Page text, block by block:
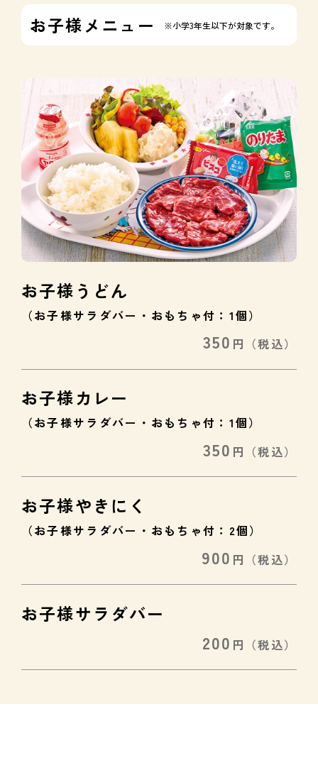
お子様メニュー ※小学3年生以下が対象です。
お子様うどん
（お子様サラダバー・おもちゃ付：1個）
350 円 （税込）
お子様カレー
（お子様サラダバー・おもちゃ付：1個）
350 円 （税込）
お子様やきにく
（お子様サラダバー・おもちゃ付：2個）
900 円 （税込）
お子様サラダバー
200 円 （税込）